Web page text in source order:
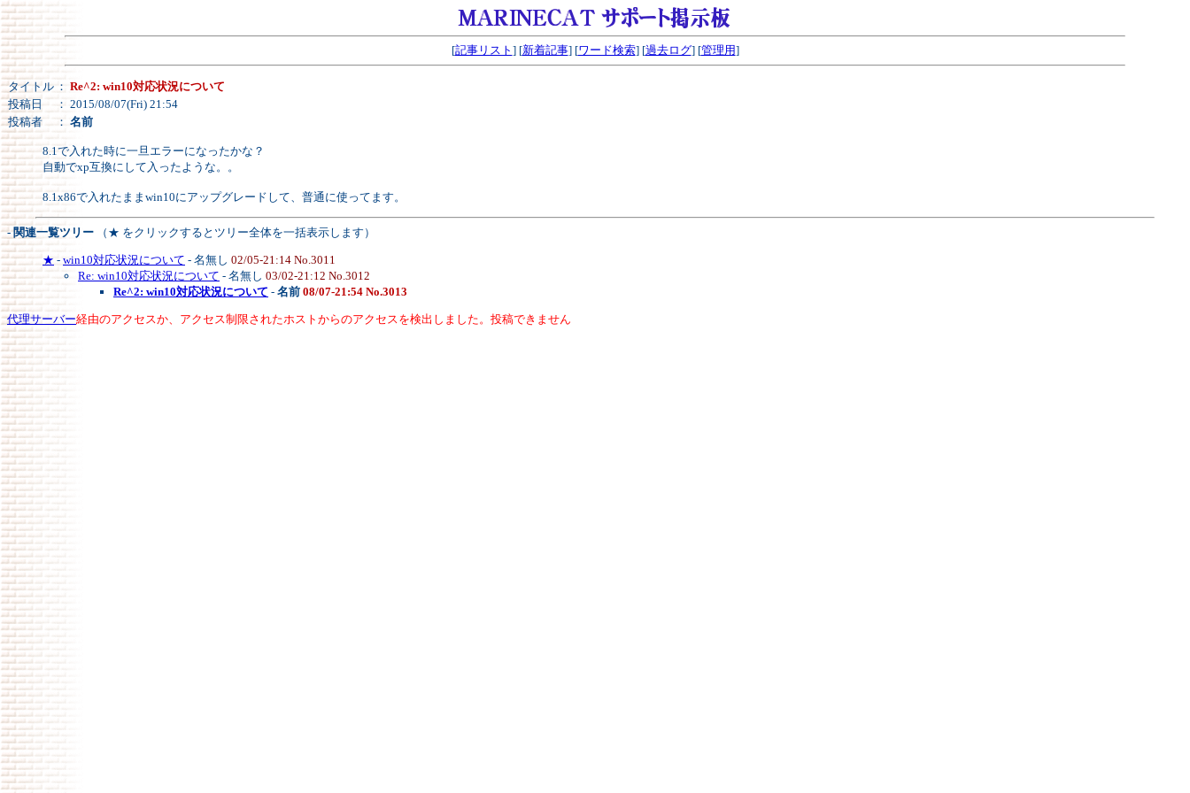
[記事リスト ] [新着記事] [ワード検索] [過去ログ] [管理用]
タイトル ： Re^2: win10対応状況について
投稿日
： 2015/08/07(Fri) 21:54
投稿者
： 名前
8.1で入れた時に一旦エラーになったかな？
自動でxp互換にして入ったような。。
8.1x86で入れたままwin10にアップグレードして、普通に使ってます。
- 関連一覧ツリー （★ をクリックするとツリー全体を一括表示します）
★ - win10対応状況について - 名無し 02/05-21:14 No.3011
Re: win10対応状況について - 名無し 03/02-21:12 No.3012
Re^2: win10対応状況について - 名前 08/07-21:54 No.3013
代理サーバー経由のアクセスか、アクセス制限されたホストからのアクセスを検出しました。投稿できません